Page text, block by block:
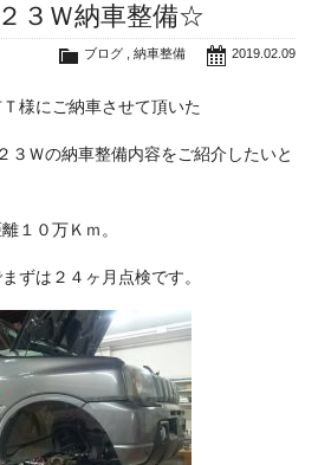
３Ｗ納車整備☆
2019.02.09
ブログ 納車整備
様にご納車させて頂いた
３Ｗの納車整備内容をご紹介したいと
１０万Ｋｍ。
ずは２４ヶ月点検です。